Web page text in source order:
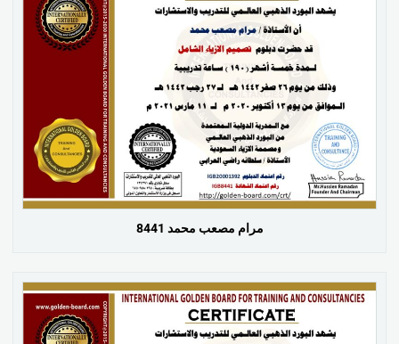
مرام مصعب محمد 8441